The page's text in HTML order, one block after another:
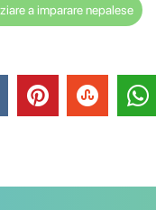
a imparare nepalese